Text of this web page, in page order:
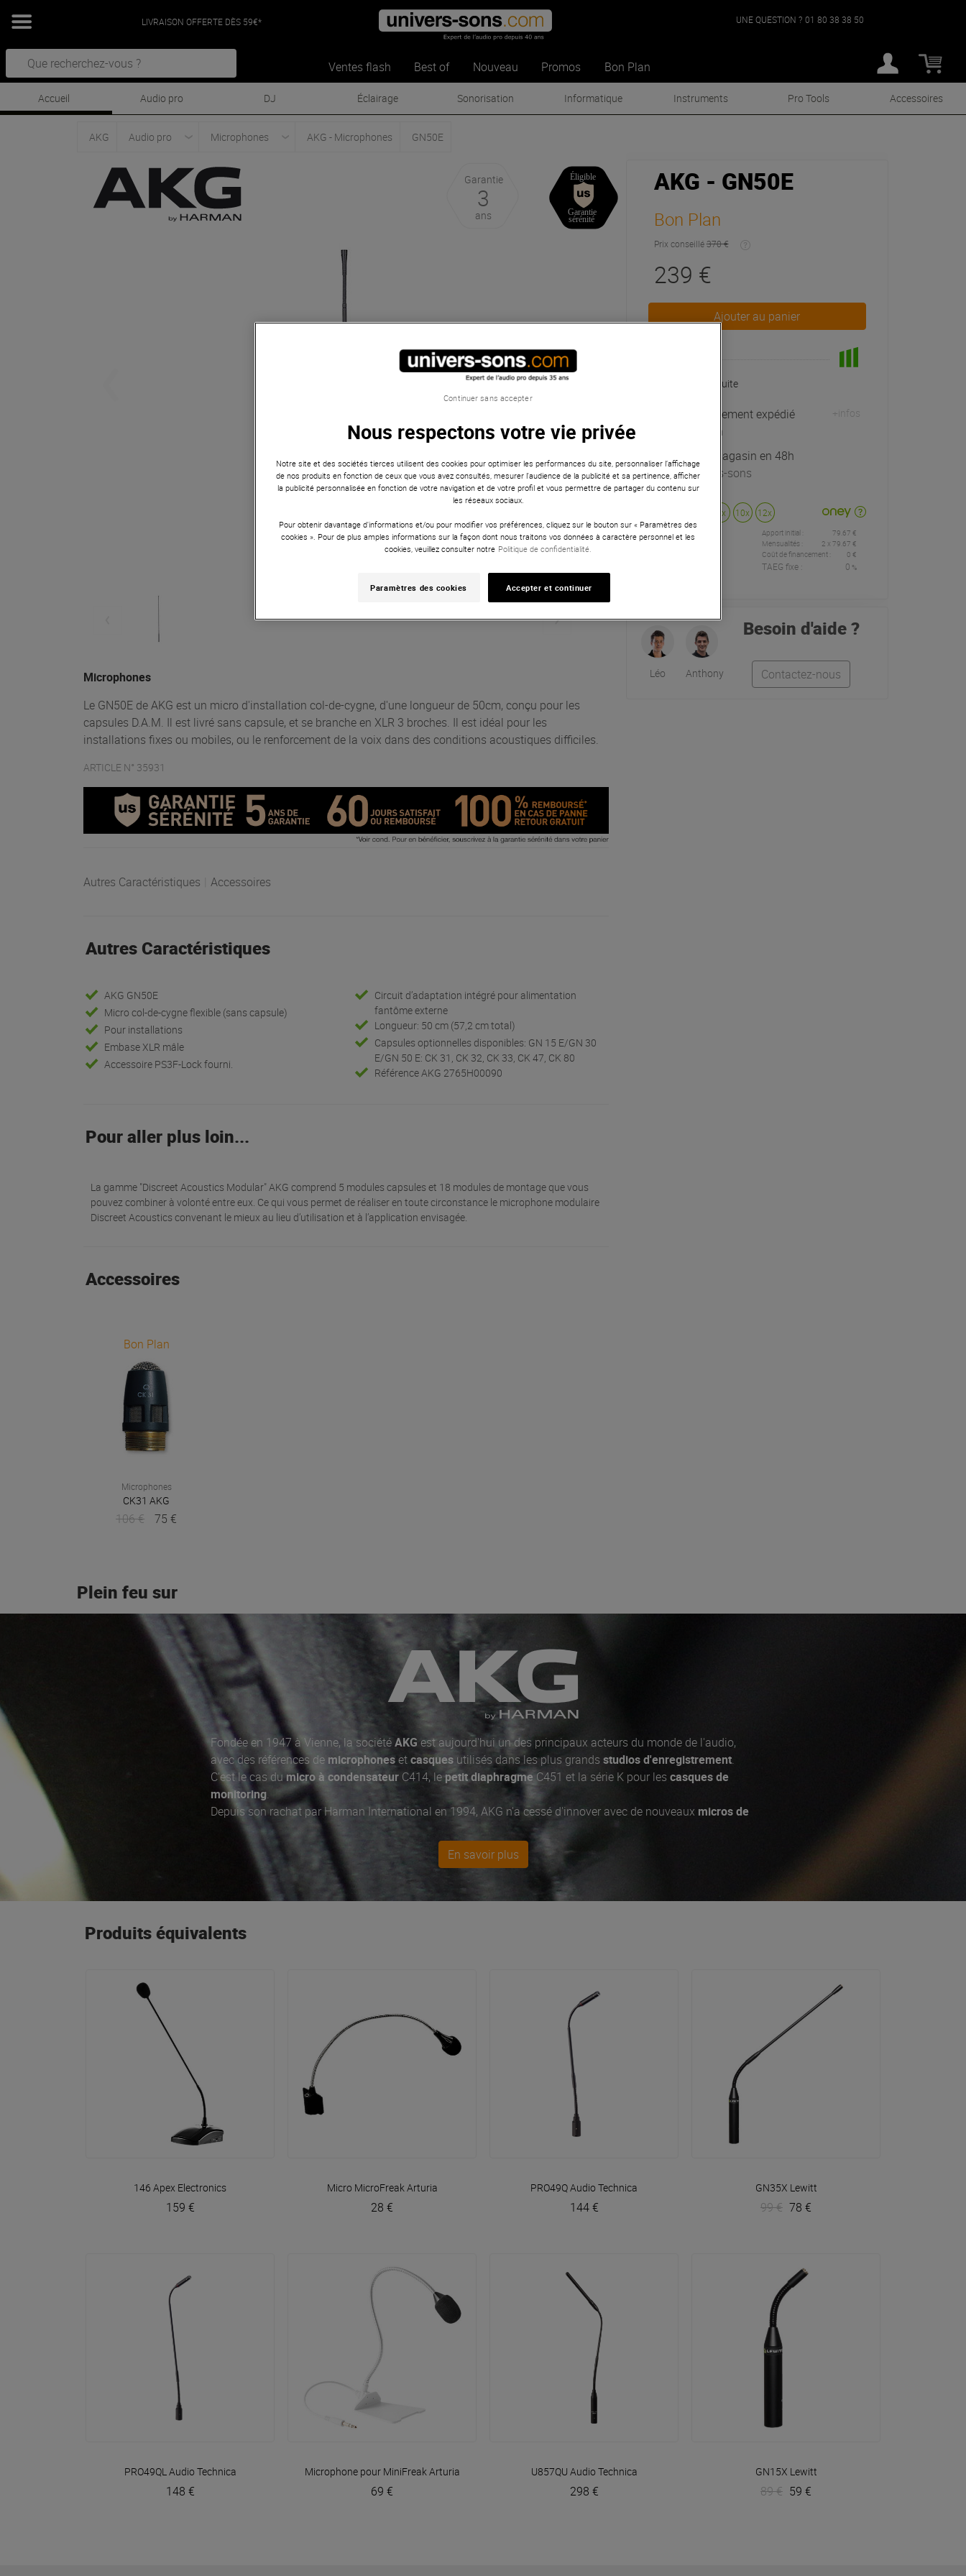
LIVRAISON OFFERTE DÈS 59€*
Ventes flash Best of Nouveau Promos Bon Plan
UNE QUESTION ? 01 80 38 38 50
Accueil Audio pro DJ Éclairage Sonorisation Informatique Instruments Pro Tools Accessoires
AKG Audio pro Microphones AKG - Microphones GN50E
Garantie
3
ans
Microphones
Le GN50E de AKG est un micro d'installation col-de-cygne, d'une longueur de 50cm, conçu pour les
capsules D.A.M. Il est livré sans capsule, et se branche en XLR 3 broches. Il est idéal pour les
installations fixes ou mobiles, ou le renforcement de la voix dans des conditions acoustiques difficiles.
ARTICLE N° 35931
Autres Caractéristiques Accessoires
Autres Caractéristiques
AKG GN50E
Micro col-de-cygne flexible (sans capsule)
Pour installations
Embase XLR mâle
Accessoire PS3F-Lock fourni.
Circuit d’adaptation intégré pour alimentation
fantôme externe
Longueur: 50 cm (57,2 cm total)
Capsules optionnelles disponibles: GN 15 E/GN 30
E/GN 50 E: CK 31, CK 32, CK 33, CK 47, CK 80
Référence AKG 2765H00090
Pour aller plus loin...
La gamme "Discreet Acoustics Modular" AKG comprend 5 modules capsules et 18 modules de montage que vous
pouvez combiner à volonté entre eux. Ce qui vous permet de réaliser en toute circonstance le microphone modulaire
Discreet Acoustics convenant le mieux au lieu d’utilisation et à l’application envisagée.
Accessoires
Bon Plan
Microphones
CK31 AKG
106 € 75 €
AKG - GN50E
Bon Plan
Prix conseillé 370 €
239 €
Ajouter au panier
Livraison Gratuite
Habituellement expédié
sous 24h
+infos
Retrait magasin en 48h
à Univers-sons
4x 10x 12x
79,67 € Apport initial :
79.67 €
Mensualités :
2 x 79.67 €
Coût de financement :
0 €
TAEG fixe : 0 %
Léo Anthony
Besoin d'aide ?
Contactez-nous
Plein feu sur
Fondée en 1947 à Vienne, la sociétéAKG est aujourd'hui un des principaux acteurs du monde de l'audio,
avec des références de microphonesetcasquesutilisés dans les plus grands studios d'enregistrement.
C'est le cas dumicro à condensateurC414, lepetit diaphragme C451 et la série K pour les casques de
monitoring.
Depuis son rachat par Harman International en 1994, AKG n'a cessé d'innover avec de nouveaux micros de
, des systèmes sans fil
analogiques et numériques et des collaborations avec des artistes comme
Tiësto pour des
destinés aux DJ.
En savoir plus
Produits équivalents
VOIR EN DÉTAIL
146 Apex Electronics
159 €
VOIR EN DÉTAIL
Micro MicroFreakArturia
28 €
VOIR EN DÉTAIL
PRO49QAudio Technica
144 €
VOIR EN DÉTAIL
GN35X Lewitt
99 € 78 €
VOIR EN DÉTAIL
PRO49QLAudio Technica
148 €
VOIR EN DÉTAIL
Microphone pour MiniFreakArturia
69 €
VOIR EN DÉTAIL
U857QU Audio Technica
298 €
VOIR EN DÉTAIL
GN15X Lewitt
89 € 59 €
Nous respectons votre vie privée
Notre site et des sociétés tierces utilisent des cookies pour optimiser les performances du site, personnaliser l’affichage
de nos produits en fonction de ceux que vous avez consultés, mesurer l'audience de la publicité et sa pertinence, afficher
la publicité personnalisée en fonction de votre navigation et de votre profil et vous permettre de partager du contenu sur
les réseaux sociaux.
Pour obtenir davantage d'informations et/ou pour modifier vos préférences, cliquez sur le bouton sur « Paramètres des
cookies ». Pour de plus amples informations sur la façon dont nous traitons vos données à caractère personnel et les
cookies, veuillez consulter notre Politique de confidentialité.
Paramètres des cookies Accepter et continuer
Continuer sans accepter